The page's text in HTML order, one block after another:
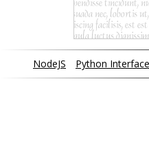
NodeJS Python Interface